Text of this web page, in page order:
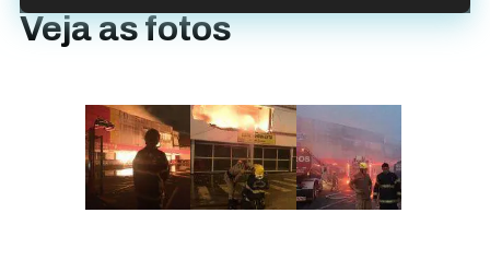
Veja as fotos